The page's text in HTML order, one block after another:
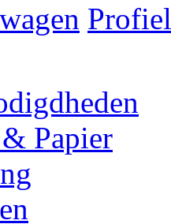
Profiel
Papier